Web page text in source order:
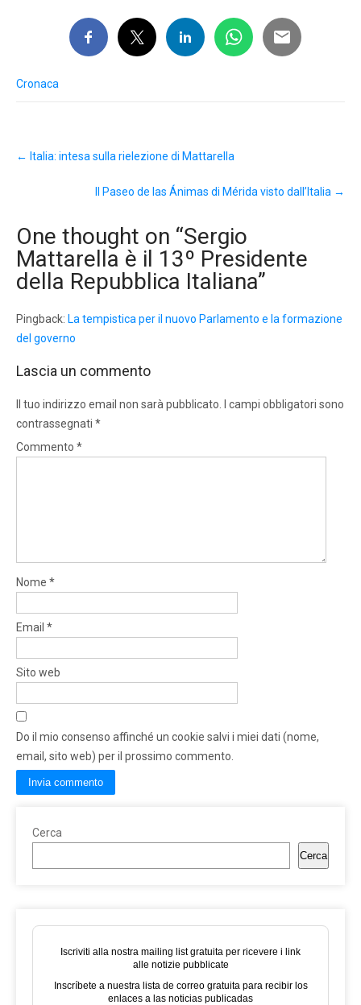
Cronaca
navigation
← Italia: intesa sulla rielezione di Mattarella
Il Paseo de las Ánimas di Mérida visto dall’Italia →
One thought on “Sergio
Mattarella è il 13º Presidente
della Repubblica Italiana”
Pingback: La tempistica per il nuovo Parlamento e la formazione
del governo
Lascia un commento
Il tuo indirizzo email non sarà pubblicato.
I campi obbligatori sono
contrassegnati *
Commento *
Nome *
Email *
Sito web
Do il mio consenso affinché un cookie salvi i miei dati (nome,
email, sito web) per il prossimo commento.
Cerca
Cerca
Iscriviti alla nostra mailing list gratuita per ricevere i link
alle notizie pubblicate
Inscríbete a nuestra lista de correo gratuita para recibir los
enlaces a las noticias publicadas